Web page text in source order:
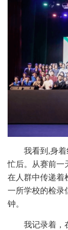
我看到 ,身
忙后。从赛前一
在人群中传递着
一所学校的检录
钟。
我记录着，